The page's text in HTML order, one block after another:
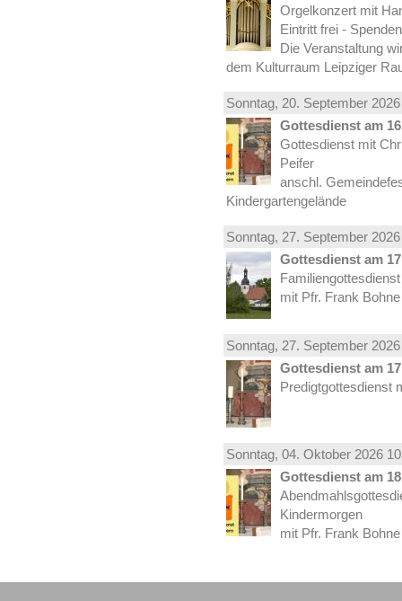
Orgelkonzert mit
Eintritt frei -
Die Veranstaltung
dem Kulturraum Leipziger
Sonntag, 20. September
Gottesdienst am
Gottesdienst mit
Peifer
anschl.
Kindergartengelände
Sonntag, 27. September
Gottesdienst am
mit Pfr. Frank
Sonntag, 27. September
Gottesdienst am
Predigtgottesdienst
Sonntag, 04. Oktober 2026
Gottesdienst am
Kindermorgen
mit Pfr. Frank Bohne